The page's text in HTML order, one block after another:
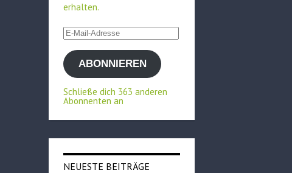
erhalten.
E-
Mail-
AdresseABONNIEREN
Schließe dich 363 anderen
Abonnenten an
NEUESTE BEITRÄGE